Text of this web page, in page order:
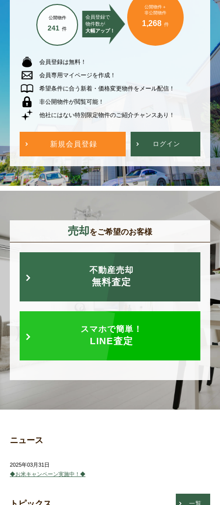
会員登録で
物件数が
大幅アップ！
公開物件
241 件
公開物件＋
非公開物件
1,268 件
会員登録は無料！
会員専用マイページを作成！
希望条件に合う新着・価格変更物件をメール配信！
非公開物件が閲覧可能！
他社にはない特別限定物件のご紹介チャンスあり！
新規会員登録 ログイン
売却をご希望のお客様
不動産売却
無料査定
スマホで簡単！
LINE査定
ニュース
2025年03月31日
◆お米キャンペーン実施中！◆
一覧